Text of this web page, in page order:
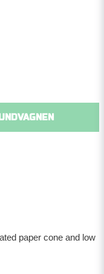
paper cone and low